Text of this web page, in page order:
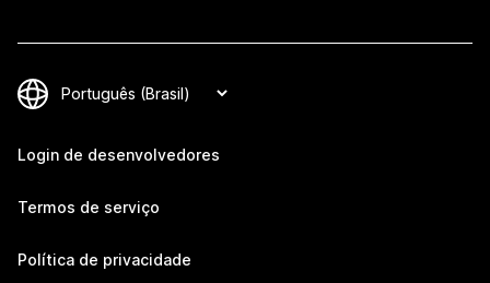
Login de desenvolvedores
Termos de serviço
Política de privacidade